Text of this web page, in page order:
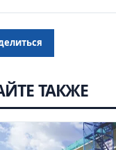
ТАКЖЕ